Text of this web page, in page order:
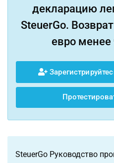
декларацию
SteuerGo.
евро менее
SteuerGo Руководство